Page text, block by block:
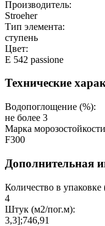
Производитель:
Stroeher
Тип элемента:
ступень
Цвет:
E 542 passione
Технические
Водопоглощение (%):
не более 3
Марка
F300
Дополнительная
Количество в упаковке
4
Штук (м2/пог.м):
3,3];746,91